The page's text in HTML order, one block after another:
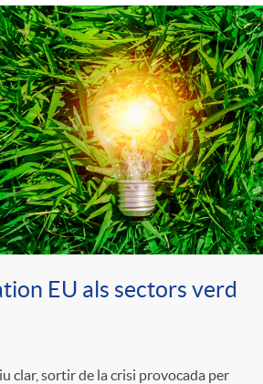
EU als sectors verd
clar, sortir de la crisi provocada per